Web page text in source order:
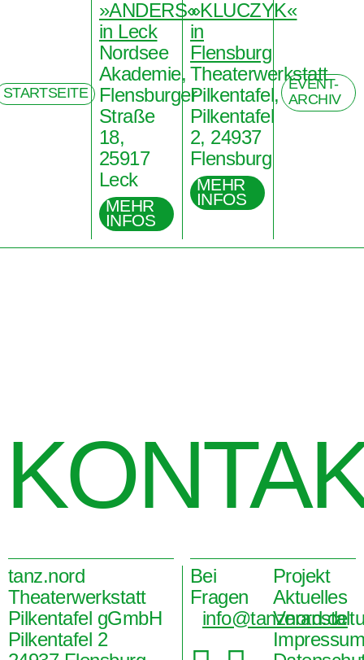
STARTSEITE
»ANDERS«
in Leck
Nordsee
Akademie,
Flensburger
Straße
18,
25917
Leck
MEHR
INFOS
»KLUCZYK«
in
Flensburg
Theaterwerkstatt
Pilkentafel,
Pilkentafel
2, 24937
Flensburg
MEHR
INFOS
EVENT-
ARCHIV
tanz.nord
Theaterwerkstatt
Pilkentafel gGmbH
Pilkentafel 2
Bei
Fragen
info@tanznord.de
Projekt
Aktuelles